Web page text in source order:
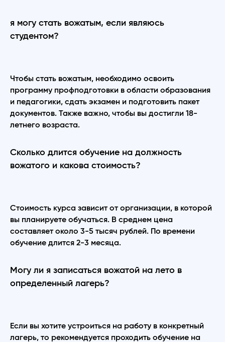
я могу стать вожатым, если являюсь
студентом?
Чтобы стать вожатым, необходимо освоить
программу профподготовки в области образования
и педагогики, сдать экзамен и подготовить пакет
документов. Также важно, чтобы вы достигли 18-
летнего возраста.
Сколько длится обучение на должность
вожатого и какова стоимость?
Стоимость курса зависит от организации, в которой
вы планируете обучаться. В среднем цена
составляет около 3-5 тысяч рублей. По времени
обучение длится 2-3 месяца.
Могу ли я записаться вожатой на лето в
определенный лагерь?
Если вы хотите устроиться на работу в конкретный
лагерь, то рекомендуется проходить обучение на